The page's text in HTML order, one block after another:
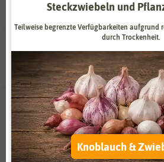
erteilt oder abgelehnt werden. Es
Zeitpunkt zu ändern oder zu
Informationen zur Verwendung
den Diensten erklären wir in unserer
Essenziell
Zahlungsdienstleister
Externe Medien
Weitere Einstellungen
Steckzwiebeln und
Teilweise begrenzte Verfügbarkeiten aufgrund
durch Trockenheit.
Knoblauch &